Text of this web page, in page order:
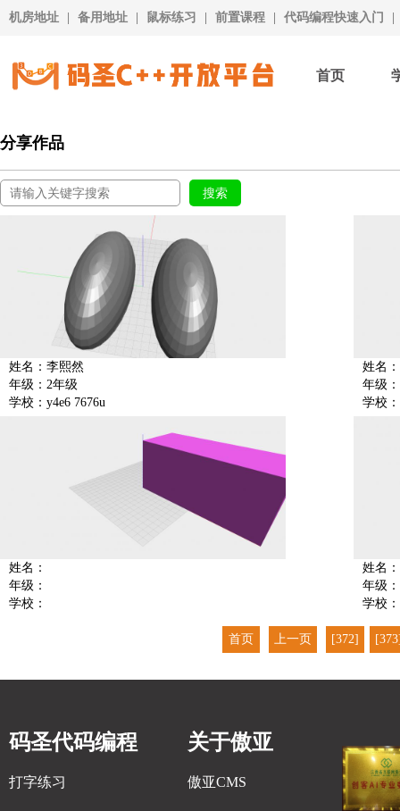
机房地址 备用地址 鼠标练习 前置课程 代码编程快速入门
首页
分享作品
姓名：李熙然
年级：2年级
学校：y4e6 7676u
姓名
年级
学校
姓名：
年级：
学校：
姓名：
年级：
学校：
首页 上一页 [372]
码圣代码编程
打字练习
关于傲亚
傲亚CMS